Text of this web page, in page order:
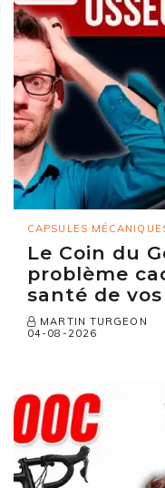
CAPSULES
Le Coin du
problème
santé de vos
MARTIN TURGEON
04-08-2026